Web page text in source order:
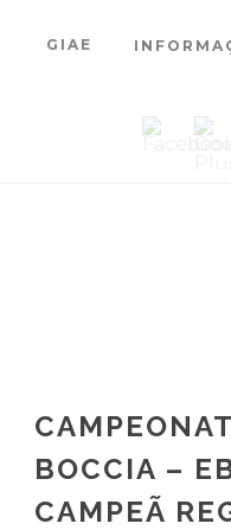
GIAE
BOCCIA –
CAMPEÃ